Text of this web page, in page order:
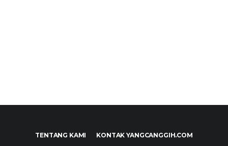
TENTANG KAMI KONTAK YANGCANGGIH.COM